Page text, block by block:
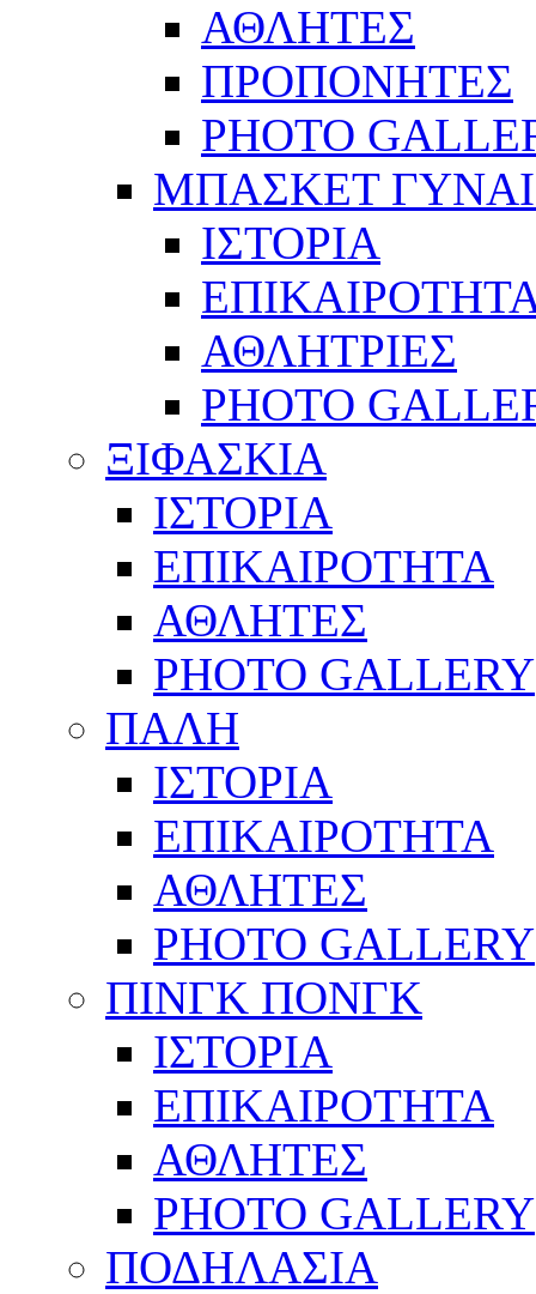
ΑΘΛΗΤΕΣ
ΠΡΟΠΟΝΗΤΕΣ
PHOTO
ΜΠΑΣΚΕΤ
ΙΣΤΟΡΙΑ
ΑΘΛΗΤΡΙΕΣ
PHOTO
ΞΙΦΑΣΚΙΑ
ΙΣΤΟΡΙΑ
ΕΠΙΚΑΙΡΟΤΗΤΑ
ΑΘΛΗΤΕΣ
PHOTO GALLERY
ΠΑΛΗ
ΙΣΤΟΡΙΑ
ΕΠΙΚΑΙΡΟΤΗΤΑ
ΑΘΛΗΤΕΣ
PHOTO GALLERY
ΠΙΝΓΚ ΠΟΝΓΚ
ΙΣΤΟΡΙΑ
ΕΠΙΚΑΙΡΟΤΗΤΑ
ΑΘΛΗΤΕΣ
PHOTO GALLERY
ΠΟΔΗΛΑΣΙΑ